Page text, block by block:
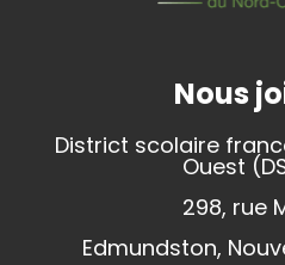
Nous
District scolaire
Ouest
298, rue
Edmundston,